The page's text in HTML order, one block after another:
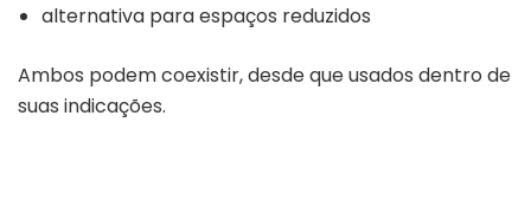
alternativa para espaços reduzidos
Ambos podem coexistir, desde que usados dentro de
suas indicações.